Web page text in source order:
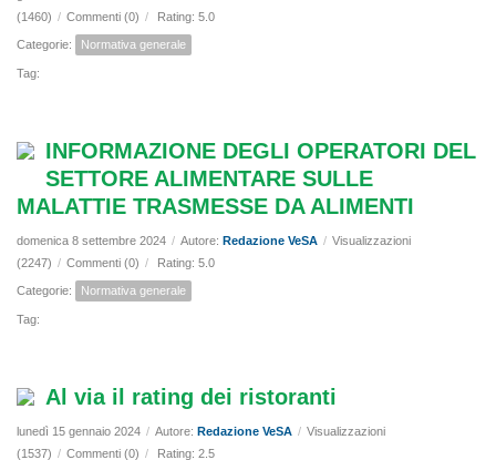
(1460) / Commenti (0) / Rating: 5.0
Categorie: Normativa generale
Tag:
INFORMAZIONE DEGLI OPERATORI DEL
SETTORE ALIMENTARE SULLE
MALATTIE TRASMESSE DA ALIMENTI
domenica 8 settembre 2024 / Autore: Redazione VeSA / Visualizzazioni
(2247) / Commenti (0) / Rating: 5.0
Categorie: Normativa generale
Tag:
Al via il rating dei ristoranti
lunedì 15 gennaio 2024 / Autore: Redazione VeSA / Visualizzazioni
(1537) / Commenti (0) / Rating: 2.5